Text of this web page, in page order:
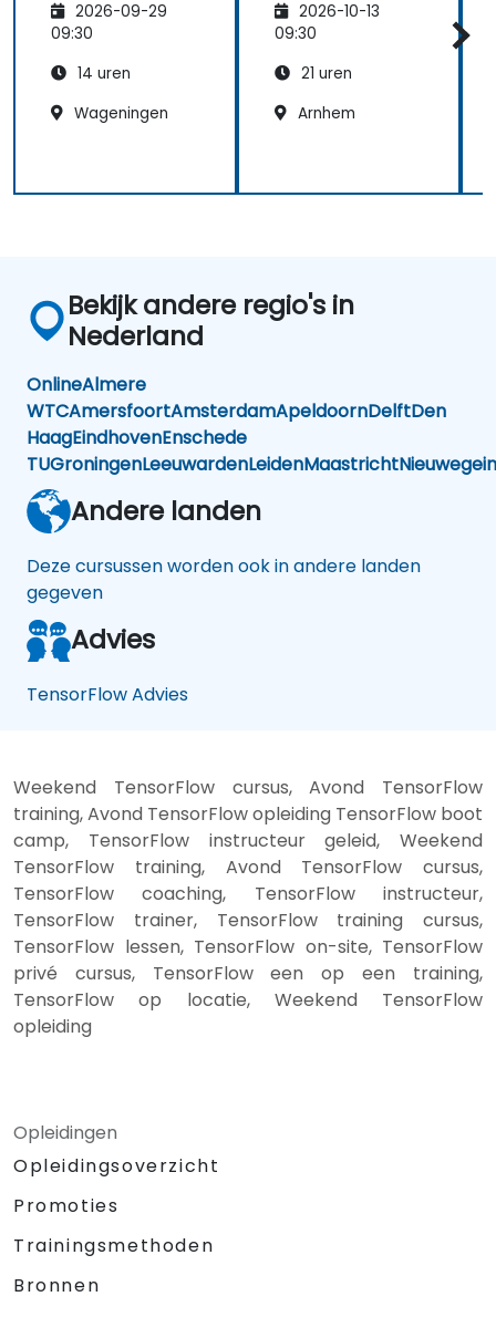
2026-09-29
09:30
14 uren
Wageningen
2026-10-13
09:30
21 uren
Arnhem
Bekijk andere regio's in
Nederland
OnlineAlmere
WTCAmersfoortAmsterdamApeldoornDelftDen
HaagEindhovenEnschede
TUGroningenLeeuwardenLeidenMaastrichtNieuwegein
Andere landen
Deze cursussen worden ook in andere landen
gegeven
Advies
TensorFlow Advies
Weekend TensorFlow cursus, Avond TensorFlow
training, Avond TensorFlow opleiding TensorFlow boot
camp, TensorFlow instructeur geleid, Weekend
TensorFlow training, Avond TensorFlow cursus,
TensorFlow coaching, TensorFlow instructeur,
TensorFlow trainer, TensorFlow training cursus,
TensorFlow lessen, TensorFlow on-site, TensorFlow
privé cursus, TensorFlow een op een training,
TensorFlow op locatie, Weekend TensorFlow
opleiding
Opleidingen
Opleidingsoverzicht
Promoties
Trainingsmethoden
Bronnen